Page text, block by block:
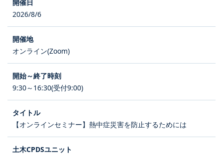
2026/8/6
オンライン(Zoom)
9:30～16:30(受付9:00)
【オンラインセミナー】熱中症災害を防止するためには